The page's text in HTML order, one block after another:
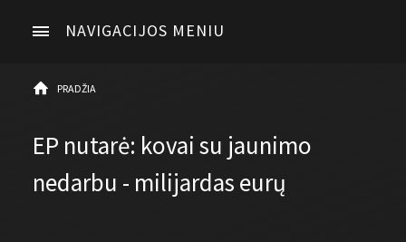
NAVIGACIJOS MENIU
PRADŽIA
EP nutarė: kovai su jaunimo
nedarbu - milijardas eurų